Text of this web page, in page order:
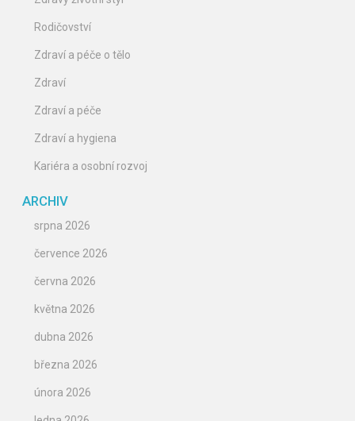
Rodičovství
Zdraví a péče o tělo
Zdraví
Zdraví a péče
Zdraví a hygiena
Kariéra a osobní rozvoj
ARCHIV
srpna 2026
července 2026
června 2026
května 2026
dubna 2026
března 2026
února 2026